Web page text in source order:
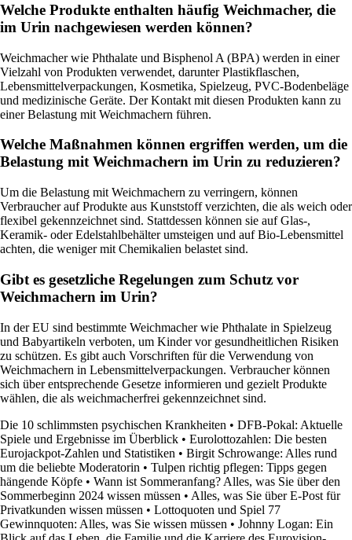
Welche Produkte enthalten häufig Weichmacher, die
im Urin nachgewiesen werden können?
Weichmacher wie Phthalate und Bisphenol A (BPA) werden in einer
Vielzahl von Produkten verwendet, darunter Plastikflaschen,
Lebensmittelverpackungen, Kosmetika, Spielzeug, PVC-Bodenbeläge
und medizinische Geräte. Der Kontakt mit diesen Produkten kann zu
einer Belastung mit Weichmachern führen.
Welche Maßnahmen können ergriffen werden, um die
Belastung mit Weichmachern im Urin zu reduzieren?
Um die Belastung mit Weichmachern zu verringern, können
Verbraucher auf Produkte aus Kunststoff verzichten, die als weich oder
flexibel gekennzeichnet sind. Stattdessen können sie auf Glas-,
Keramik- oder Edelstahlbehälter umsteigen und auf Bio-Lebensmittel
achten, die weniger mit Chemikalien belastet sind.
Gibt es gesetzliche Regelungen zum Schutz vor
Weichmachern im Urin?
In der EU sind bestimmte Weichmacher wie Phthalate in Spielzeug
und Babyartikeln verboten, um Kinder vor gesundheitlichen Risiken
zu schützen. Es gibt auch Vorschriften für die Verwendung von
Weichmachern in Lebensmittelverpackungen. Verbraucher können
sich über entsprechende Gesetze informieren und gezielt Produkte
wählen, die als weichmacherfrei gekennzeichnet sind.
Die 10 schlimmsten psychischen Krankheiten • DFB-Pokal: Aktuelle
Spiele und Ergebnisse im Überblick • Eurolottozahlen: Die besten
Eurojackpot-Zahlen und Statistiken • Birgit Schrowange: Alles rund
um die beliebte Moderatorin • Tulpen richtig pflegen: Tipps gegen
hängende Köpfe • Wann ist Sommeranfang? Alles, was Sie über den
Sommerbeginn 2024 wissen müssen • Alles, was Sie über E-Post für
Privatkunden wissen müssen • Lottoquoten und Spiel 77
Gewinnquoten: Alles, was Sie wissen müssen • Johnny Logan: Ein